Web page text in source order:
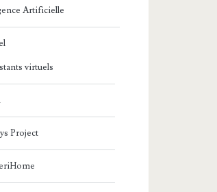
Artificielle
virtuels
Project